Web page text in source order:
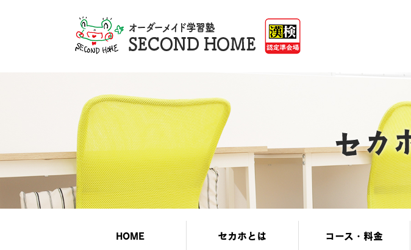
HOME セカホとは コース・料金